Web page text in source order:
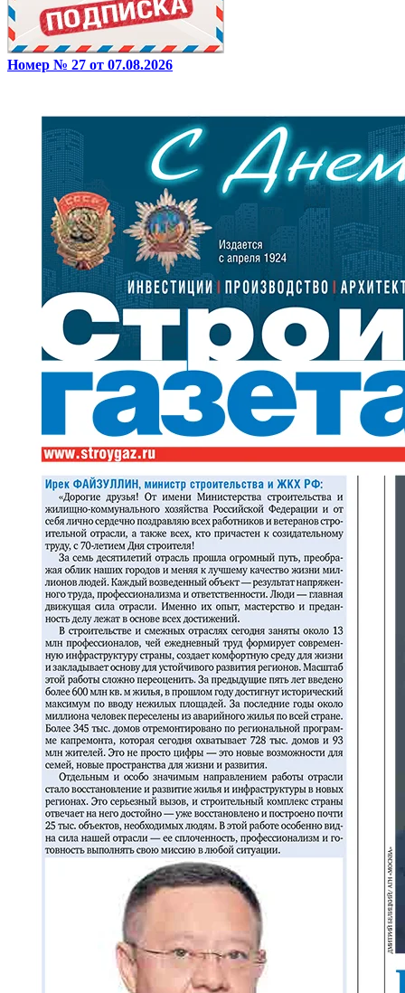
Номер № 27 от 07.08.2026